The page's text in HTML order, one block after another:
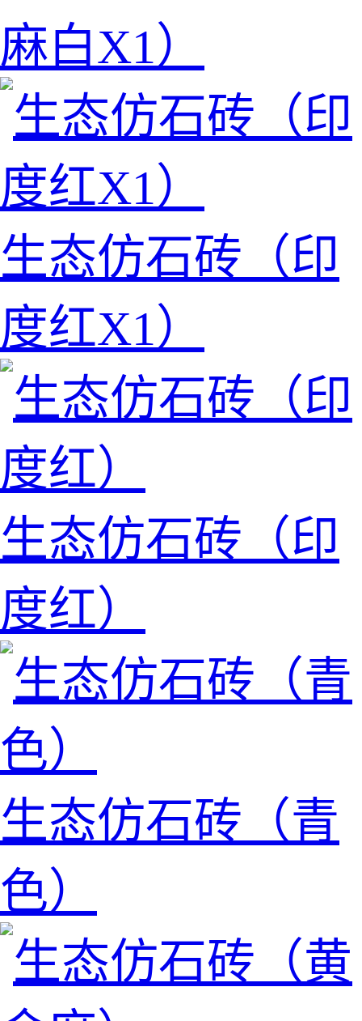
麻白X1）
生态仿石砖（印
度红X1）
生态仿石砖（印
度红）
生态仿石砖（青
色）